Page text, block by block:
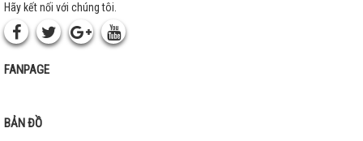
Hãy kết nối với chúng tôi.
FANPAGE
BẢN ĐỒ